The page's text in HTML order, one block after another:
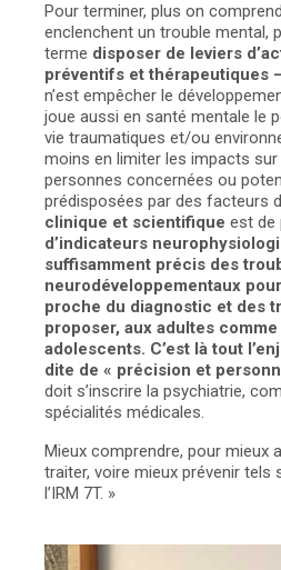
Pour terminer, plus on
enclenchent un trouble mental,
terme disposer de leviers
préventifs et thérapeutiques
n’est empêcher le
joue aussi en santé mentale le
vie traumatiques et/ou
moins en limiter les impacts
personnes concernées ou
prédisposées par des facteurs
clinique et scientifique est de
d’indicateurs
suffisamment précis des
neurodéveloppementaux
proche du diagnostic et des
proposer, aux adultes
adolescents. C’est là tout
dite de « précision et
doit s’inscrire la psychiatrie,
spécialités médicales.
Mieux comprendre, pour mieux
traiter, voire mieux prévenir
l’IRM 7T. »